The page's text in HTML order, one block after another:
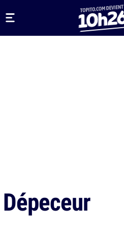
Dépeceur